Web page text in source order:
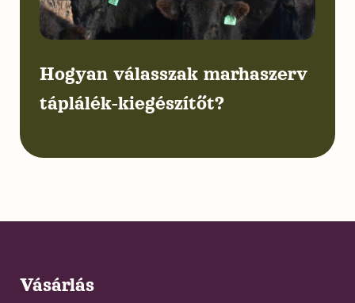
Hogyan válasszak marhaszerv
táplálék-kiegészítőt?
Vásárlás